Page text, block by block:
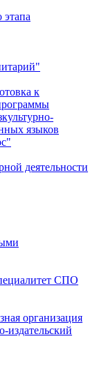
к
языков
деятельности
СПО
организация
издательский